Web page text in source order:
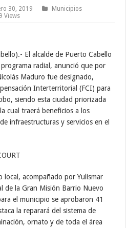
30, 2019
Municipios
Views
El alcalde de Puerto Cabello
radial, anunció que por
Maduro fue designado,
Interterritorial (FCI) para
siendo esta ciudad priorizada
cual traerá beneficios a los
infraestructuras y servicios en el
local, acompañado por Yulismar
de la Gran Misión Barrio Nuevo
el municipio se aprobaron 41
la reparará del sistema de
ornato y de toda el área